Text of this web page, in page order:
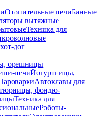
Отопительные печиБанные
вытяжные
Техника для
дог
орешницы,
печиЙогуртницы,
Автоклавы для
фондю-
Техника для
Роботы-